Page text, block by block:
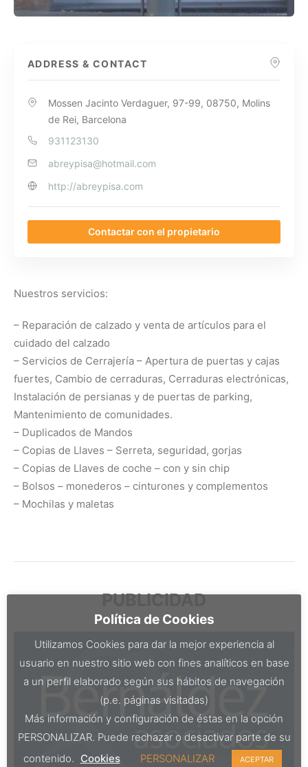
ADDRESS & CONTACT
Mossen Jacinto Verdaguer, 97-99, 08750, Molins
de Rei, Barcelona
931123130
abreypisa@hotmail.com
http://abreypisa.com
Contactar con el propietario
Nuestros servicios:
– Reparación de calzado y venta de artículos para el
cuidado del calzado
– Servicios de Cerrajería – Apertura de puertas y cajas
fuertes, Cambio de cerraduras, Cerraduras electrónicas,
Instalación de persianas y de puertas de parking,
Mantenimiento de comunidades.
– Duplicados de Mandos
– Copias de Llaves – Serreta, seguridad, gorjas
– Copias de Llaves de coche – con y sin chip
– Bolsos – monederos – cinturones y complementos
– Mochilas y maletas
PUBLICIDAD
Política de Cookies
Utilizamos Cookies para dar la mejor experiencia al
usuario en nuestro sitio web con fines analíticos en base
a un perfil elaborado según sus hábitos de navegación
(p.e. páginas visitadas)
Más información y configuración de éstas en la opción
PERSONALIZAR. Puede rechazar o desactivar parte de su
contenido. Cookies PERSONALIZAR ACEPTAR